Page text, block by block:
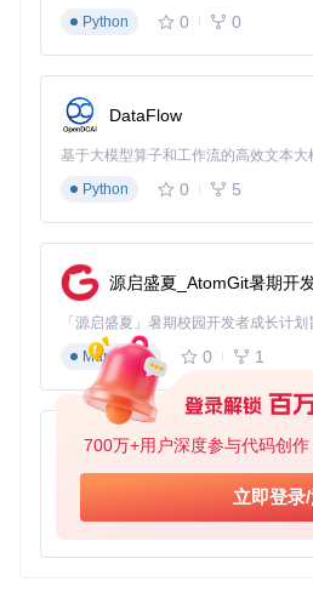
700万+用户深度参与代码创
立即登录
Python
0 0
DataFlow
基于大模型算子和工作流的高效文本
Python
0 5
源启盛夏_AtomGit暑期开
Markdown
0 1
py-xiaozhi
Python
0 1